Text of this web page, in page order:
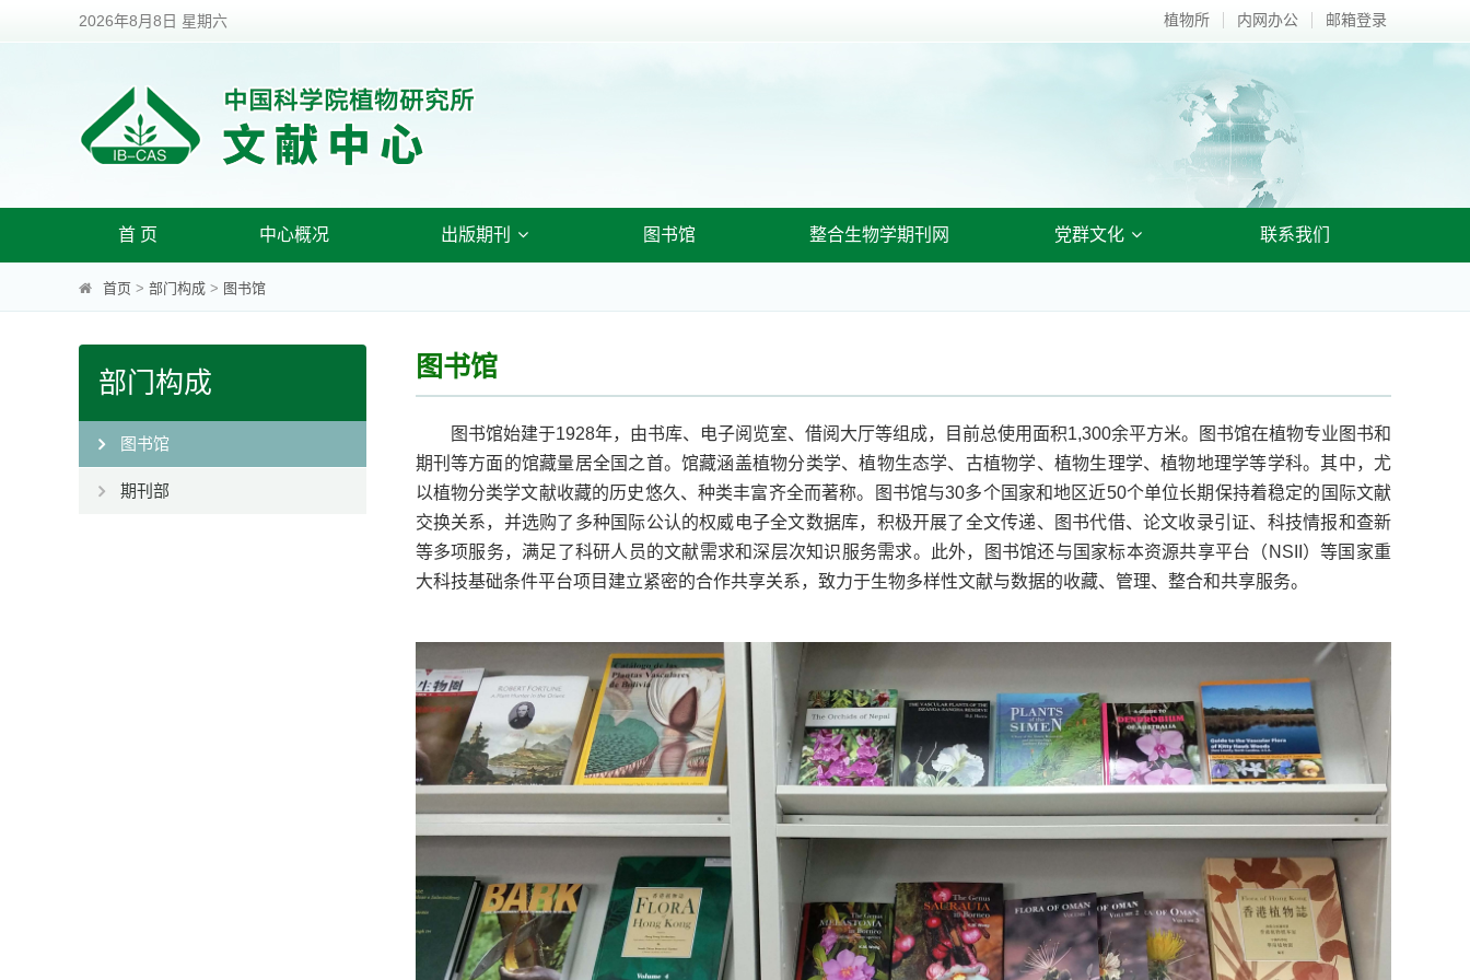
2026年8月8日 星期六 植物所 内网办公 邮箱登录
首 页 中心概况 出版期刊 图书馆 整合生物学期刊网 党群文化 联系我们
首页 > 部门构成 > 图书馆
部门构成
图书馆
期刊部
图书馆
图书馆始建于1928年，由书库、电子阅览室、借阅大厅等组成，目前总使用面积1,300余平方米。图书馆在植物专业图书和
期刊等方面的馆藏量居全国之首。馆藏涵盖植物分类学、植物生态学、古植物学、植物生理学、植物地理学等学科。其中，尤
以植物分类学文献收藏的历史悠久、种类丰富齐全而著称。图书馆与30多个国家和地区近50个单位长期保持着稳定的国际文献
交换关系，并选购了多种国际公认的权威电子全文数据库，积极开展了全文传递、图书代借、论文收录引证、科技情报和查新
等多项服务，满足了科研人员的文献需求和深层次知识服务需求。此外，图书馆还与国家标本资源共享平台（NSII）等国家重
大科技基础条件平台项目建立紧密的合作共享关系，致力于生物多样性文献与数据的收藏、管理、整合和共享服务。